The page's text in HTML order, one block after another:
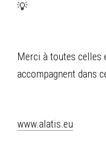
💡
Merci à toutes celles
accompagnent dans
www.alatis.eu